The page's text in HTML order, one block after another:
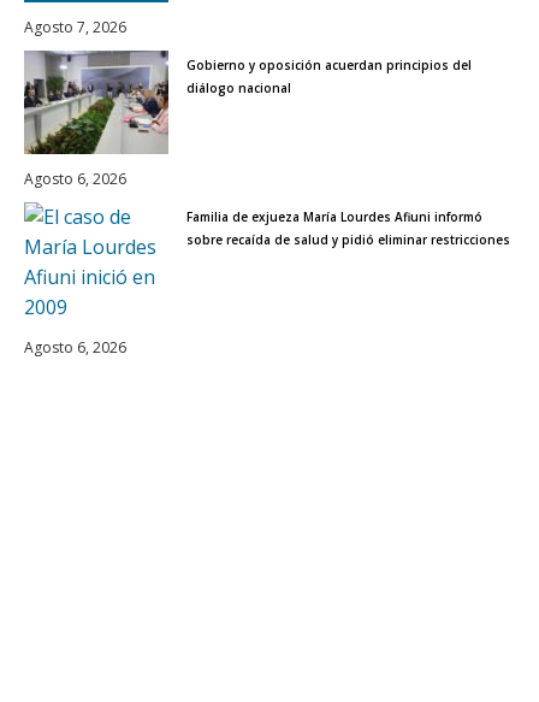
Agosto 7, 2026
Gobierno y oposición acuerdan principios del
diálogo nacional
Agosto 6, 2026
Familia de exjueza María Lourdes Afiuni informó
sobre recaída de salud y pidió eliminar restricciones
Agosto 6, 2026